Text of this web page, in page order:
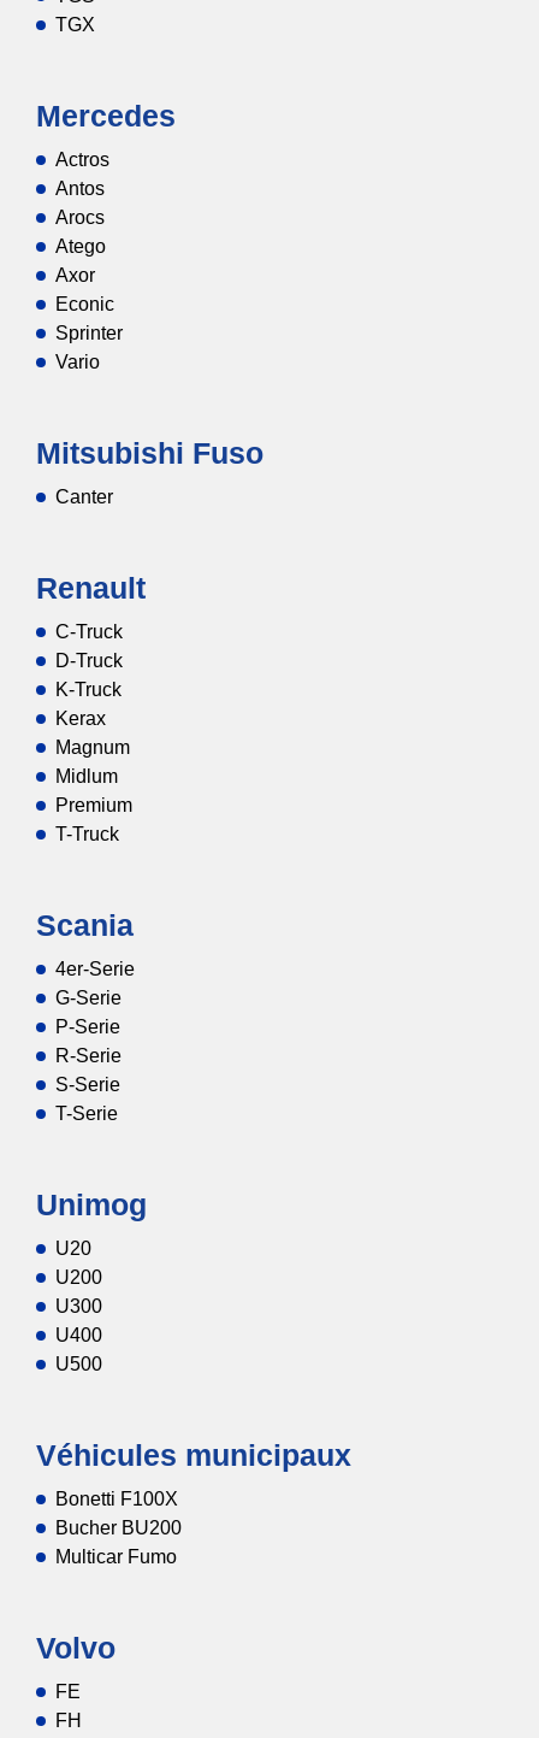
TGX
Mercedes
Actros
Antos
Arocs
Atego
Axor
Econic
Sprinter
Vario
Mitsubishi Fuso
Canter
Renault
C-Truck
D-Truck
K-Truck
Kerax
Magnum
Midlum
Premium
T-Truck
Scania
4er-Serie
G-Serie
P-Serie
R-Serie
S-Serie
T-Serie
Unimog
U20
U200
U300
U400
U500
Véhicules municipaux
Bonetti F100X
Bucher BU200
Multicar Fumo
Volvo
FE
FH